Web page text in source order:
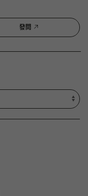
發問